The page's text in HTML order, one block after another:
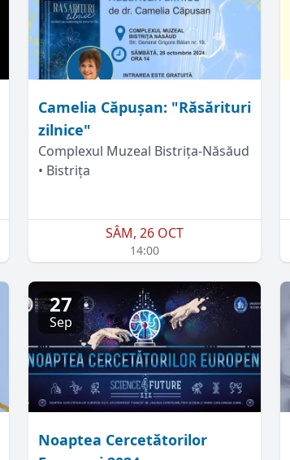
Camelia Căpușan: "Răsărituri
zilnice"
Complexul Muzeal Bistrița-Năsăud
• Bistrița
SÂM, 26 OCT
14:00
27
Sep
Noaptea Cercetătorilor